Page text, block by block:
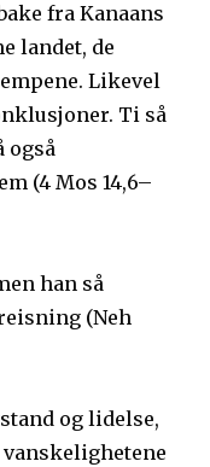
fra Kanaans
landet, de
Likevel
Ti så
også
(4 Mos 14,6–
han så
(Neh
og lidelse,